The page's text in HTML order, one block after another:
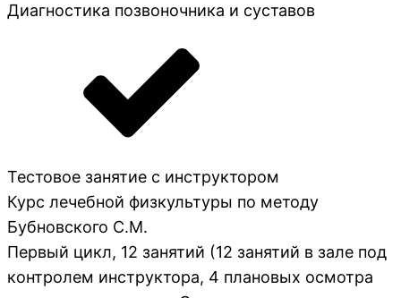
Диагностика позвоночника и суставов
Тестовое занятие с инструктором
Курс лечебной физкультуры по методу
Бубновского С.М.
Первый цикл, 12 занятий (12 занятий в зале под
контролем инструктора, 4 плановых осмотра